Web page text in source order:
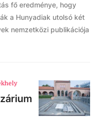
fő eredménye, hogy
a Hunyadiak utolsó két
nemzetközi publikációja